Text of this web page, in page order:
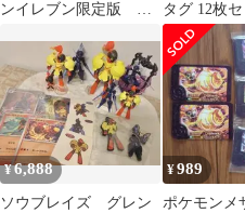
ンイレブン限定版 コ
タグ 12枚セ
¥6,888
ソウブレイズ グレン
¥989
ポケモンメ